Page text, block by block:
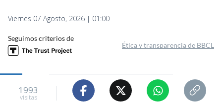
Viernes 07 Agosto, 2026 | 01:00
Seguimos criterios de
Ética y transparencia de BBCL
1993
visitas